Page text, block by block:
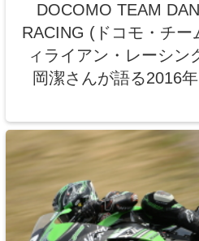
DOCOMO TEAM
RACING (ドコモ・チー
ィライアン・レーシン
岡潔さんが語る2016